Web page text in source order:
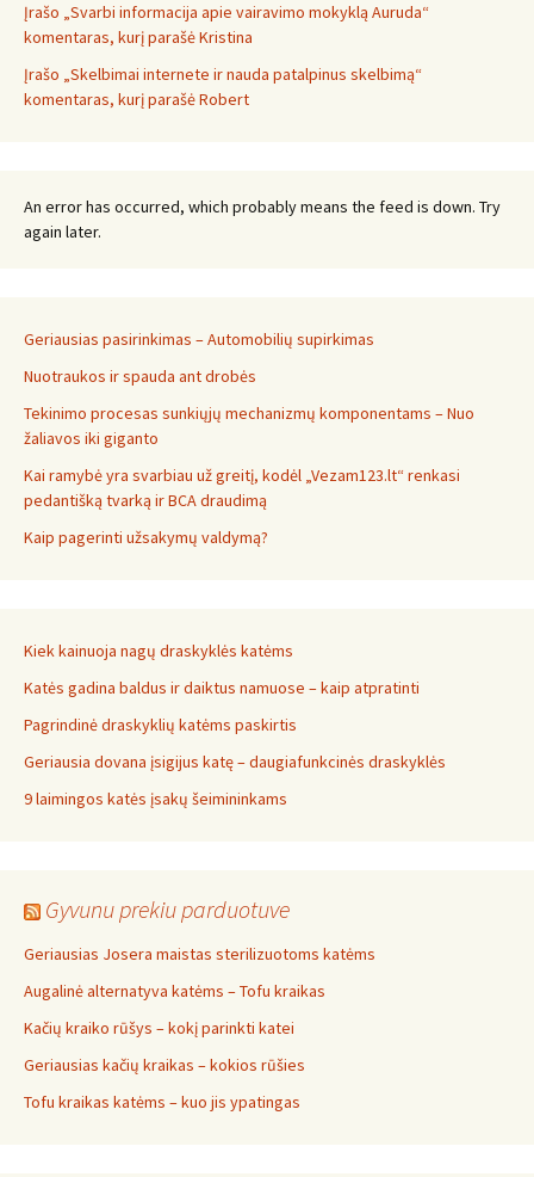
Įrašo „Svarbi informacija apie vairavimo mokyklą Auruda“
komentaras, kurį parašė Kristina
Įrašo „Skelbimai internete ir nauda patalpinus skelbimą“
komentaras, kurį parašė Robert
An error has occurred, which probably means the feed is down. Try
again later.
Geriausias pasirinkimas – Automobilių supirkimas
Nuotraukos ir spauda ant drobės
Tekinimo procesas sunkiųjų mechanizmų komponentams – Nuo
žaliavos iki giganto
Kai ramybė yra svarbiau už greitį, kodėl „Vezam123.lt“ renkasi
pedantišką tvarką ir BCA draudimą
Kaip pagerinti užsakymų valdymą?
Kiek kainuoja nagų draskyklės katėms
Katės gadina baldus ir daiktus namuose – kaip atpratinti
Pagrindinė draskyklių katėms paskirtis
Geriausia dovana įsigijus katę – daugiafunkcinės draskyklės
9 laimingos katės įsakų šeimininkams
Gyvunu prekiu parduotuve
Geriausias Josera maistas sterilizuotoms katėms
Augalinė alternatyva katėms – Tofu kraikas
Kačių kraiko rūšys – kokį parinkti katei
Geriausias kačių kraikas – kokios rūšies
Tofu kraikas katėms – kuo jis ypatingas